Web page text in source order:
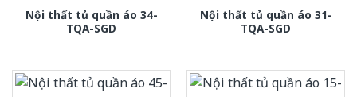
Nội thất tủ quần áo 34-
TQA-SGD
Nội thất tủ quần áo 31-
TQA-SGD